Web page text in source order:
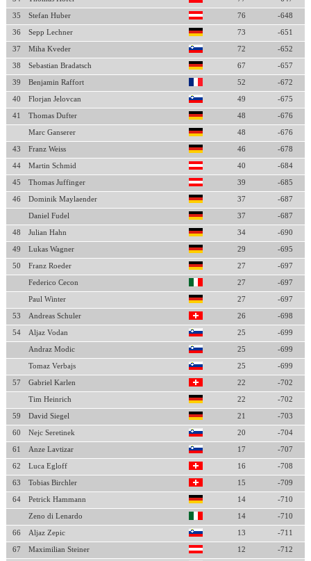
35 Stefan Huber 76 -648
36 Sepp Lechner 73 -651
37 Miha Kveder 72 -652
38 Sebastian Bradatsch 67 -657
39 Benjamin Raffort 52 -672
40 Florjan Jelovcan 49 -675
41 Thomas Dufter 48 -676
Marc Ganserer 48 -676
43 Franz Weiss 46 -678
44 Martin Schmid 40 -684
45 Thomas Juffinger 39 -685
46 Dominik Maylaender 37 -687
Daniel Fudel 37 -687
48 Julian Hahn 34 -690
49 Lukas Wagner 29 -695
50 Franz Roeder 27 -697
Federico Cecon 27 -697
Paul Winter 27 -697
53 Andreas Schuler 26 -698
54 Aljaz Vodan 25 -699
Andraz Modic 25 -699
Tomaz Verbajs 25 -699
57 Gabriel Karlen 22 -702
Tim Heinrich 22 -702
59 David Siegel 21 -703
60 Nejc Seretinek 20 -704
61 Anze Lavtizar 17 -707
62 Luca Egloff 16 -708
63 Tobias Birchler 15 -709
64 Petrick Hammann 14 -710
Zeno di Lenardo 14 -710
66 Aljaz Zepic 13 -711
67 Maximilian Steiner 12 -712